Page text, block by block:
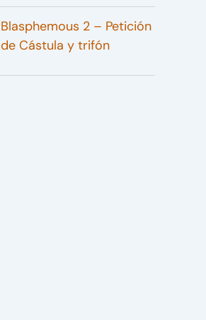
Blasphemous 2 – Petición
de Cástula y trifón